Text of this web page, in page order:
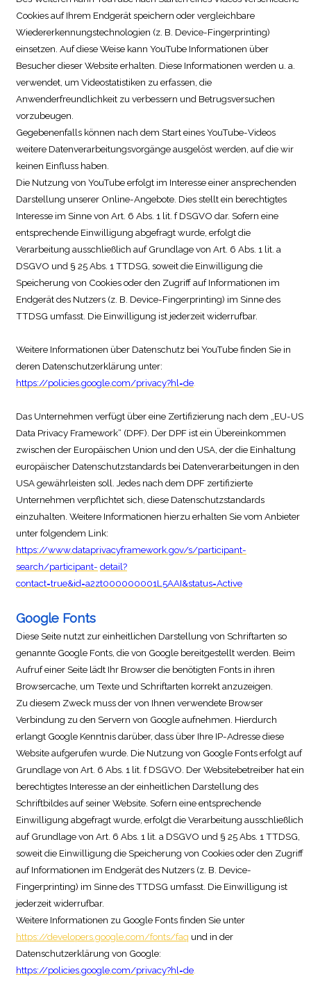
Cookies auf Ihrem Endgerät speichern oder vergleichbare
Wiedererkennungstechnologien (z. B. Device-Fingerprinting)
einsetzen. Auf diese Weise kann YouTube Informationen über
Besucher dieser Website erhalten. Diese Informationen werden u. a.
verwendet, um Videostatistiken zu erfassen, die
Anwenderfreundlichkeit zu verbessern und Betrugsversuchen
vorzubeugen.
Gegebenenfalls können nach dem Start eines YouTube-Videos
weitere Datenverarbeitungsvorgänge ausgelöst werden, auf die wir
keinen Einfluss haben.
Die Nutzung von YouTube erfolgt im Interesse einer ansprechenden
Darstellung unserer Online-Angebote. Dies stellt ein berechtigtes
Interesse im Sinne von Art. 6 Abs. 1 lit. f DSGVO dar. Sofern eine
entsprechende Einwilligung abgefragt wurde, erfolgt die
Verarbeitung ausschließlich auf Grundlage von Art. 6 Abs. 1 lit. a
DSGVO und § 25 Abs. 1 TTDSG, soweit die Einwilligung die
Speicherung von Cookies oder den Zugriff auf Informationen im
Endgerät des Nutzers (z. B. Device-Fingerprinting) im Sinne des
TTDSG umfasst. Die Einwilligung ist jederzeit widerrufbar.
Weitere Informationen über Datenschutz bei YouTube finden Sie in
deren Datenschutzerklärung unter:
https://policies.google.com/privacy?hl=de
Das Unternehmen verfügt über eine Zertifizierung nach dem „EU-US
Data Privacy Framework“ (DPF). Der DPF ist ein Übereinkommen
zwischen der Europäischen Union und den USA, der die Einhaltung
europäischer Datenschutzstandards bei Datenverarbeitungen in den
USA gewährleisten soll. Jedes nach dem DPF zertifizierte
Unternehmen verpflichtet sich, diese Datenschutzstandards
einzuhalten. Weitere Informationen hierzu erhalten Sie vom Anbieter
unter folgendem Link:
https://www.dataprivacyframework.gov/s/participant-
search/participant- detail?
contact=true&id=a2zt000000001L5AAI&status=Active
Google Fonts
Diese Seite nutzt zur einheitlichen Darstellung von Schriftarten so
genannte Google Fonts, die von Google bereitgestellt werden. Beim
Aufruf einer Seite lädt Ihr Browser die benötigten Fonts in ihren
Browsercache, um Texte und Schriftarten korrekt anzuzeigen.
Zu diesem Zweck muss der von Ihnen verwendete Browser
Verbindung zu den Servern von Google aufnehmen. Hierdurch
erlangt Google Kenntnis darüber, dass über Ihre IP-Adresse diese
Website aufgerufen wurde. Die Nutzung von Google Fonts erfolgt auf
Grundlage von Art. 6 Abs. 1 lit. f DSGVO. Der Websitebetreiber hat ein
berechtigtes Interesse an der einheitlichen Darstellung des
Schriftbildes auf seiner Website. Sofern eine entsprechende
Einwilligung abgefragt wurde, erfolgt die Verarbeitung ausschließlich
auf Grundlage von Art. 6 Abs. 1 lit. a DSGVO und § 25 Abs. 1 TTDSG,
soweit die Einwilligung die Speicherung von Cookies oder den Zugriff
auf Informationen im Endgerät des Nutzers (z. B. Device-
Fingerprinting) im Sinne des TTDSG umfasst. Die Einwilligung ist
jederzeit widerrufbar.
Weitere Informationen zu Google Fonts finden Sie unter
https://developers.google.com/fonts/faq und in der
Datenschutzerklärung von Google:
https://policies.google.com/privacy?hl=de